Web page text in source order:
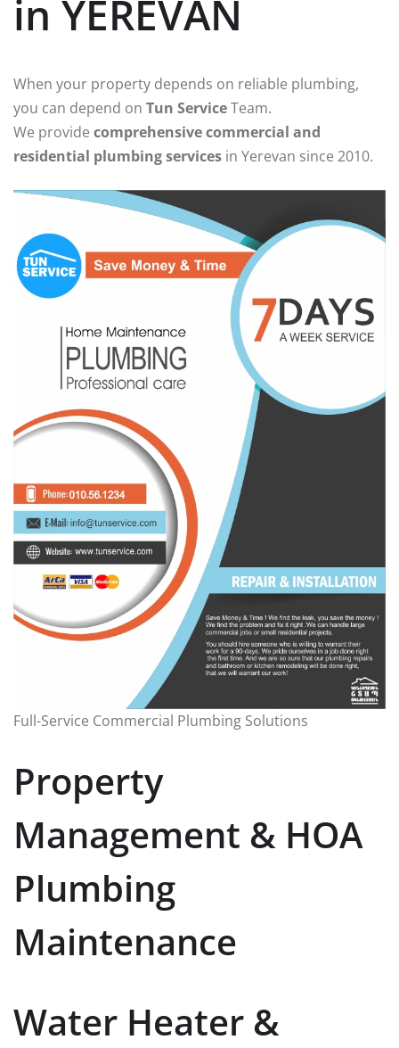
in YEREVAN
When your property depends on reliable plumbing,
you can depend on Tun ServiceTeam.
We provide comprehensive commercial and
residential plumbing services in Yerevan since 2010.
Full-Service Commercial Plumbing Solutions
Property
Management & HOA
Plumbing
Maintenance
Water Heater &